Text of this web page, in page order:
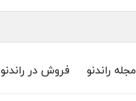
مجله راندنو فروش در راندنو